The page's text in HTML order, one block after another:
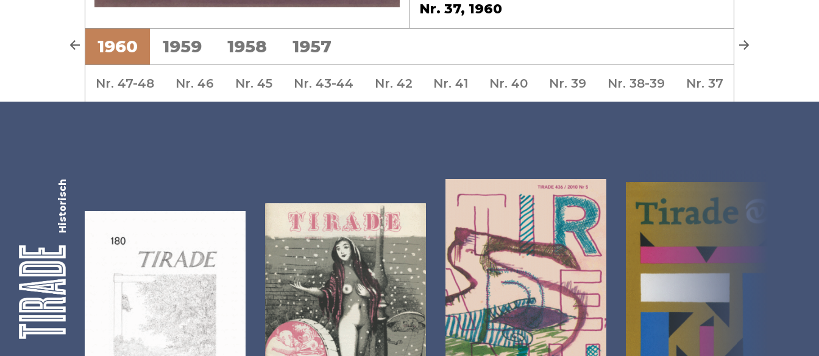
Nr. 37, 1960
1961 1960 1959 1958 1957
Nr. 47-48 Nr. 46 Nr. 45 Nr. 43-44 Nr. 42 Nr. 41 Nr. 40 Nr. 39 Nr. 38-39 Nr. 37
Historisch